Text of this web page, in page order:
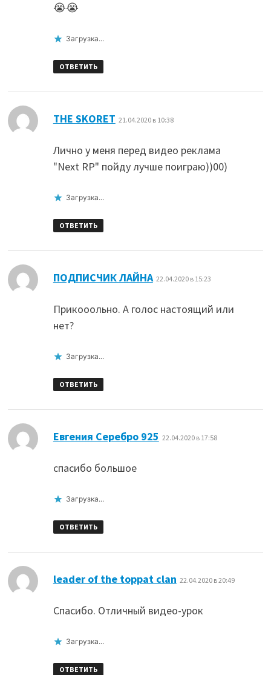
😭😭
Загрузка...
ОТВЕТИТЬ
THE SKORET 21.04.2020 в 10:38
Лично у меня перед видео реклама
"Next RP" пойду лучше поиграю))00)
Загрузка...
ОТВЕТИТЬ
ПОДПИСЧИК ЛАЙНА 22.04.2020 в 15:23
Прикооольно. А голос настоящий или
нет?
Загрузка...
ОТВЕТИТЬ
Евгения Серебро 925 22.04.2020 в 17:58
спасибо большое
Загрузка...
ОТВЕТИТЬ
leader of the toppat clan 22.04.2020 в 20:49
Спасибо. Отличный видео-урок
Загрузка...
ОТВЕТИТЬ